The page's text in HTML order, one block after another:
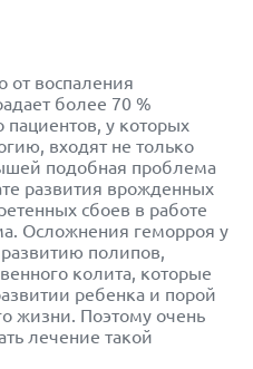
от воспаления
более 70 %
у которых
входят не только
подобная проблема
развития врожденных
сбоев в работе
Осложнения геморроя у
полипов,
колита, которые
ребенка и порой
жизни. Поэтому очень
лечение такой